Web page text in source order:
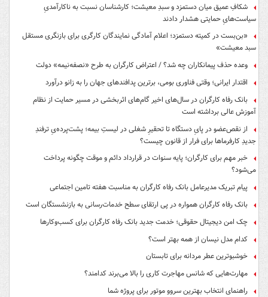
شکافِ عمیق میان دستمزد و سبدِ معیشت؛ کارشناسان نسبت به ناکارآمدیِ
سیاست‌هایِ حمایتی هشدار دادند
«بن‌بست در کمیته دستمزد؛ اعلام آمادگی نمایندگان کارگری برای بازنگری مستقل
سبد معیشت»
وعده حذف پیمانکاران چه شد؟ / اعتراض کارگران به طرح «نصفه‌نیمه» دولت
اقتدار ایرانی؛ وقتی فناوری بومی، برترین پدافندهای جهان را به زانو درآورد
بانک رفاه کارگران در سال‌های اخیر گام‌های اثربخشی در مسیر حمایت از نظام
آموزش عالی برداشته است
از نقص‌عضو در پایِ دستگاه تا تحقیرِ شغلی در لیستِ بیمه؛ پشت‌پرده‌یِ ترفندِ
جدیدِ کارفرماها برای فرار از قانون چیست؟
خبر مهم برای کارگران؛ پایه سنوات در قرارداد دائم و موقت چگونه پرداخت
می‌شود؟
پیام تبریک مدیرعامل بانک رفاه کارگران به مناسبت هفته تامین اجتماعی
بانک رفاه کارگران همواره در پی ارتقای سطح خدمات‌رسانی به بازنشستگان است
چک امن دیجیتال حقوقی؛ خدمت جدید بانک رفاه کارگران برای کسب‌وکارها
کدام مدل نیسان از همه بهتر است؟
خوشبوترین عطر مردانه برای تابستان
مهارت‌هایی که شانس مهاجرت کاری را بالا می‌برند کدامند؟
راهنمای انتخاب بهترین سروو موتور برای پروژه شما